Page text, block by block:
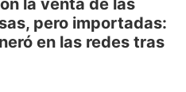
la venta de las
pero importadas:
en las redes tras